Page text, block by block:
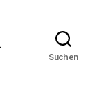
Suchen